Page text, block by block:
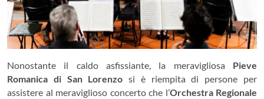
Nonostante il caldo asfissiante, la meravigliosa Pieve
Romanica di San Lorenzo si è riempita di persone per
assistere al meraviglioso concerto che l’Orchestra Regionale